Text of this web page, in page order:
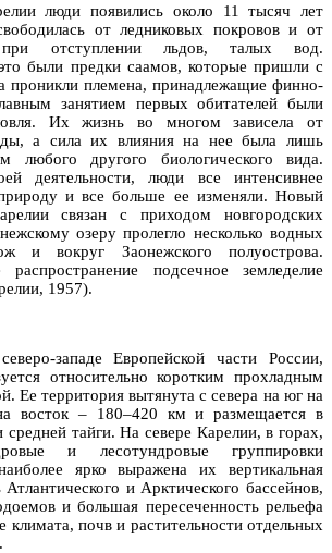
люди появились около 11 тысяч лет
от ледниковых покровов и от
отступлении льдов, талых вод.
были предки саамов, которые пришли с
проникли племена, принадлежащие финно-
занятием первых обитателей были
Их жизнь во многом зависела от
а сила их влияния на нее была лишь
любого другого биологического вида.
деятельности, люди все интенсивнее
и все больше ее изменяли. Новый
связан с приходом новгородских
озеру пролегло несколько водных
и вокруг Заонежского полуострова.
подсечное земледелие
1957).
западе Европейской части России,
относительно коротким прохладным
Ее территория вытянута с севера на юг на
восток – 180–420 км и размещается в
средней тайги. На севере Карелии, в горах,
и лесотундровые группировки
ярко выражена их вертикальная
Атлантического и Арктического бассейнов,
и большая пересеченность рельефа
климата, почв и растительности отдельных